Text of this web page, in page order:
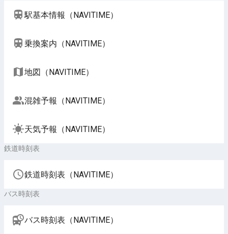
駅基本情報（NAVITIME）
乗換案内（NAVITIME）
地図（NAVITIME）
混雑予報（NAVITIME）
天気予報（NAVITIME）
鉄道時刻表
鉄道時刻表（NAVITIME）
バス時刻表
バス時刻表（NAVITIME）